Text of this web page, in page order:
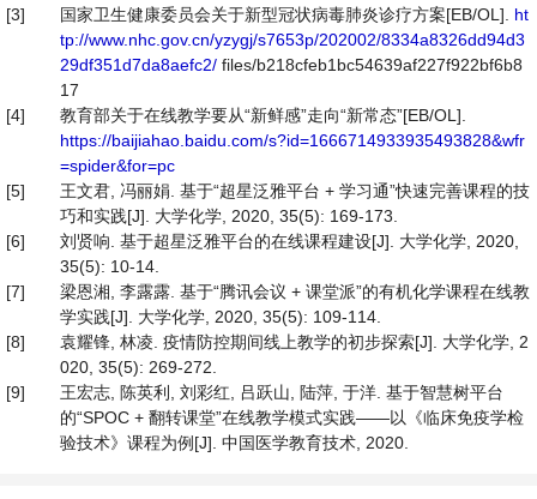
[3]
国家卫生健康委员会关于新型冠状病毒肺炎诊疗方案[EB/OL]. ht
tp://www.nhc.gov.cn/yzygj/s7653p/202002/8334a8326dd94d3
29df351d7da8aefc2/ files/b218cfeb1bc54639af227f922bf6b8
17
[4]
教育部关于在线教学要从“新鲜感”走向“新常态”[EB/OL].
https://baijiahao.baidu.com/s?id=1666714933935493828&wfr
=spider&for=pc
[5]
王文君, 冯丽娟. 基于“超星泛雅平台 + 学习通”快速完善课程的技
巧和实践[J]. 大学化学, 2020, 35(5): 169-173.
[6]
刘贤响. 基于超星泛雅平台的在线课程建设[J]. 大学化学, 2020,
35(5): 10-14.
[7]
梁恩湘, 李露露. 基于“腾讯会议 + 课堂派”的有机化学课程在线教
学实践[J]. 大学化学, 2020, 35(5): 109-114.
[8]
袁耀锋, 林凌. 疫情防控期间线上教学的初步探索[J]. 大学化学, 2
020, 35(5): 269-272.
[9]
王宏志, 陈英利, 刘彩红, 吕跃山, 陆萍, 于洋. 基于智慧树平台
的“SPOC + 翻转课堂”在线教学模式实践——以《临床免疫学检
验技术》课程为例[J]. 中国医学教育技术, 2020.